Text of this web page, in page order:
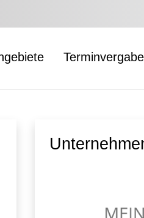
Terminvergabe